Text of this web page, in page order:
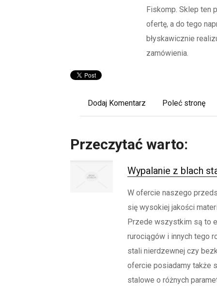
Fiskomp. Sklep ten
ofertę, a do tego
błyskawicznie
zamówienia.
Dodaj Komentarz Poleć stronę
Przeczytać warto:
Wypalanie z blach
W ofercie naszego
się wysokiej jakości
Przede wszystkim są to
rurociągów i innych tego
stali nierdzewnej czy
ofercie posiadamy także
stalowe o różnych